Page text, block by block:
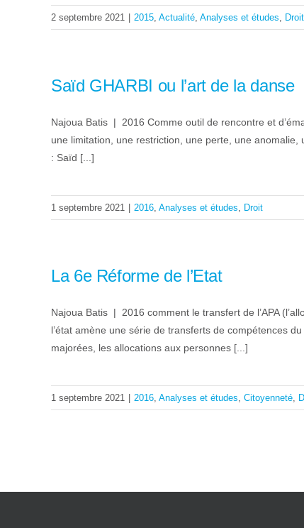
2 septembre 2021 2015, Actualité, Analyses et études, Droit
Saïd GHARBI ou l’art de la danse
Najoua Batis | 2016 Comme outil de rencontre et
une limitation, une restriction, une perte, une
: Saïd [...]
1 septembre 2021 2016, Analyses et études, Droit
La 6e Réforme de l’Etat
Najoua Batis | 2016 comment le transfert de l’APA
l’état amène une série de transferts de compétences
majorées, les allocations aux personnes [...]
1 septembre 2021 2016, Analyses et études, Citoyenneté,